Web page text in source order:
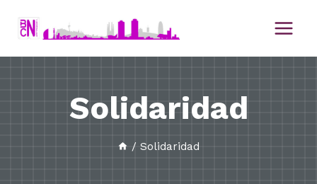
Solidaridad
/ Solidaridad